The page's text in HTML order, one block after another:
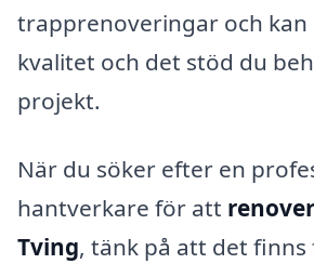
trapprenoveringar och kan
kvalitet och det stöd du
projekt.
När du söker efter en
hantverkare för att
Tving, tänk på att det